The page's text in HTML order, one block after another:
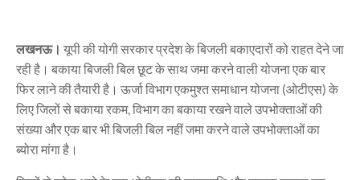
लखनऊ। यूपी की योगी सरकार प्रदेश के बिजली बकाएदारों को राहत देने जा
रही है। बकाया बिजली बिल छूट के साथ जमा करने वाली योजना एक बार
फिर लाने की तैयारी है। ऊर्जा विभाग एकमुश्त समाधान योजना (ओटीएस) के
लिए जिलों से बकाया रकम, विभाग का बकाया रखने वाले उपभोक्ताओं की
संख्या और एक बार भी बिजली बिल नहीं जमा करने वाले उपभोक्ताओं का
ब्योरा मांगा है।